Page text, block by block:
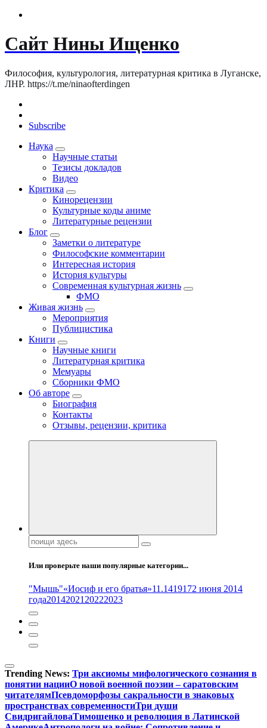
Сайт Нины Ищенко
Философия, культурология, литературная критика в Луганске,
ЛНР. https://t.me/ninaofterdingen
Subscribe
Наука
Научные статьи
Тезисы докладов
Видео
Критика
Кинорецензии
Культурные коды аниме
Литературные рецензии
Блог
Заметки о литературе
Философские комментарии
Интересная история
История культуры
Современная культурная жизнь
ФМО
Живая жизнь
Мероприятия
Публицистика
Книги
Научные книги
Литературная критика
Мемуары
Сборники ФМО
Об авторе
Биография
Контакты
Отзывы, рецензии, критика
Поиск:
Или проверьте наши популярные категории...
"Мышь"«Иосиф и его братья»11.1419172 июня 2014
года20142021 20222023
Trending News: Три аксиомы мифологического сознания в
понятии нацииО новой военной поэзии – саратовским
читателямПсевдоморфозы сакральности в знаковых
пространствах современностиТри души
СвидригайловаТимошенко и революция в Латинской